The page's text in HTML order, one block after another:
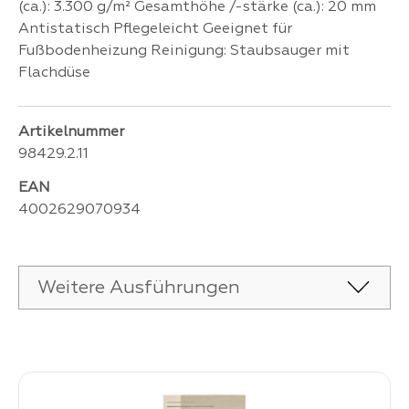
(ca.): 3.300 g/m² Gesamthöhe /-stärke (ca.): 20 mm
Antistatisch Pflegeleicht Geeignet für
Fußbodenheizung Reinigung: Staubsauger mit
Flachdüse
Artikelnummer
98429.2.11
EAN
4002629070934
Weitere Ausführungen